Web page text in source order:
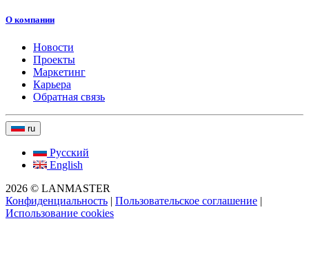
О компании
Новости
Проекты
Маркетинг
Карьера
Обратная связь
ru
Русский
English
2026 © LANMASTER
Конфиденциальность | Пользовательское соглашение |
Использование cookies